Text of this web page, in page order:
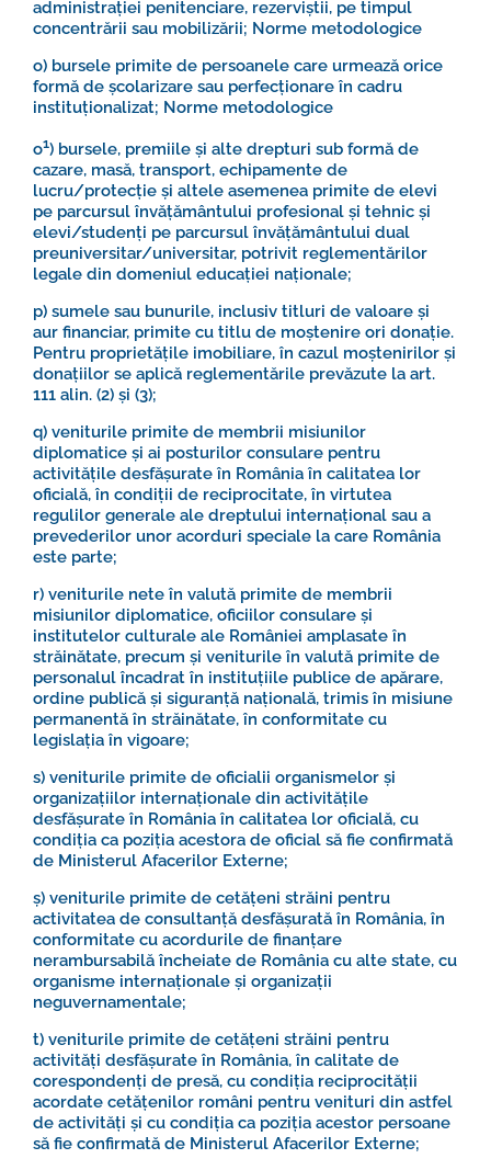
administrației penitenciare, rezerviștii, pe timpul
concentrării sau mobilizării; Norme metodologice
o) bursele primite de persoanele care urmează orice
formă de școlarizare sau perfecționare în cadru
instituționalizat; Norme metodologice
o1) bursele, premiile şi alte drepturi sub formă de
cazare, masă, transport, echipamente de
lucru/protecţie şi altele asemenea primite de elevi
pe parcursul învăţământului profesional şi tehnic şi
elevi/studenţi pe parcursul învăţământului dual
preuniversitar/universitar, potrivit reglementărilor
legale din domeniul educaţiei naţionale;
p) sumele sau bunurile, inclusiv titluri de valoare și
aur financiar, primite cu titlu de moștenire ori donație.
Pentru proprietățile imobiliare, în cazul moștenirilor și
donațiilor se aplică reglementările prevăzute la art.
111 alin. (2) și (3);
q) veniturile primite de membrii misiunilor
diplomatice și ai posturilor consulare pentru
activitățile desfășurate în România în calitatea lor
oficială, în condiții de reciprocitate, în virtutea
regulilor generale ale dreptului internațional sau a
prevederilor unor acorduri speciale la care România
este parte;
r) veniturile nete în valută primite de membrii
misiunilor diplomatice, oficiilor consulare și
institutelor culturale ale României amplasate în
străinătate, precum și veniturile în valută primite de
personalul încadrat în instituțiile publice de apărare,
ordine publică și siguranță națională, trimis în misiune
permanentă în străinătate, în conformitate cu
legislația în vigoare;
s) veniturile primite de oficialii organismelor și
organizațiilor internaționale din activitățile
desfășurate în România în calitatea lor oficială, cu
condiția ca poziția acestora de oficial să fie confirmată
de Ministerul Afacerilor Externe;
ș) veniturile primite de cetățeni străini pentru
activitatea de consultanță desfășurată în România, în
conformitate cu acordurile de finanțare
nerambursabilă încheiate de România cu alte state, cu
organisme internaționale și organizații
neguvernamentale;
t) veniturile primite de cetățeni străini pentru
activități desfășurate în România, în calitate de
corespondenți de presă, cu condiția reciprocității
acordate cetățenilor români pentru venituri din astfel
de activități și cu condiția ca poziția acestor persoane
să fie confirmată de Ministerul Afacerilor Externe;